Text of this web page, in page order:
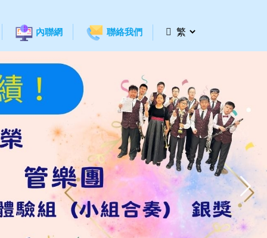
內聯網 聯絡我們